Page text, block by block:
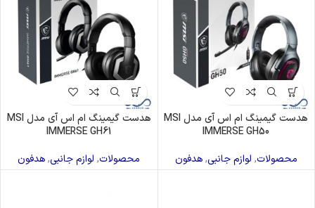
هدست گیمینگ ام اس آی مدل MSI
IMMERSE GH50
محصولات, لوازم جانبی,هدفون
هدست گیمینگ ام اس آی مدل MSI
IMMERSE GH61
محصولات, لوازم جانبی,هدفون